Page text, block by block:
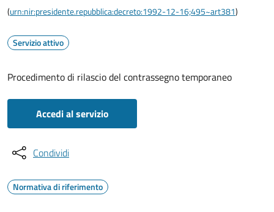
(urn:nir:presidente.repubblica:decreto:1992-12-16;495~art381)
Servizio attivo
Procedimento di rilascio del contrassegno temporaneo
Accedi al servizio
Condividi
Normativa di riferimento